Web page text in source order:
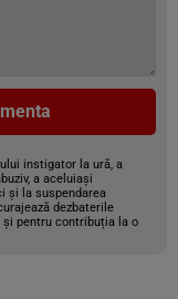
instigator la ură, a
a aceluiași
și la suspendarea
dezbaterile
pentru contribuția la o